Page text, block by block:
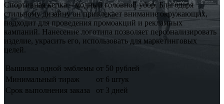
Спортивная кепка – модный головной убор. Благодаря
стильному дизайну он привлекает внимание окружающих,
подходит для проведения промоакций и рекламных
кампаний. Нанесение логотипа позволяет персонализировать
изделие, украсить его, использовать для маркетинговых
целей.
Вышивка одной эмблемы от 50 рублей
Минимальный тираж
от 6 штук
Срок выполнения заказа
от 3 дней